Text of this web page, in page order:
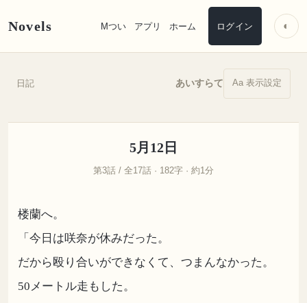
Novels Mつい アプリ ホーム ログイン ◐
日記 あいすらて Aa 表示設定
5月12日
第3話 / 全17話 · 182字 · 約1分
楼蘭へ。
「今日は咲奈が休みだった。
だから殴り合いができなくて、つまんなかった。
50メートル走もした。